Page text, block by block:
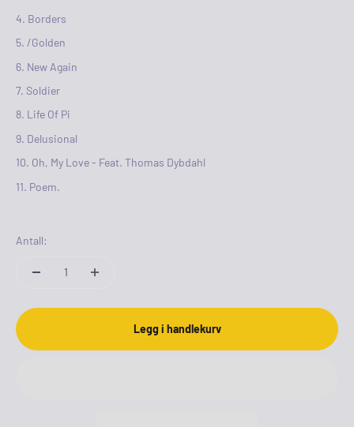
Borders
/Golden
New Again
Soldier
Life Of Pi
Delusional
Oh, My Love - Feat. Thomas Dybdahl
Poem.
Antall:
Legg i handlekurv